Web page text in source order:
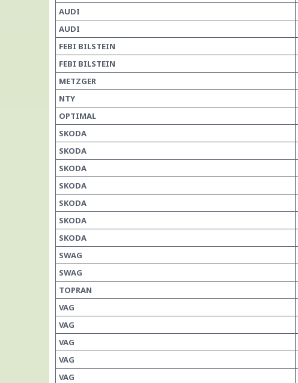
AUDI
AUDI
FEBI BILSTEIN
FEBI BILSTEIN
METZGER
NTY
OPTIMAL
SKODA
SKODA
SKODA
SKODA
SKODA
SKODA
SKODA
SWAG
SWAG
TOPRAN
VAG
VAG
VAG
VAG
VAG